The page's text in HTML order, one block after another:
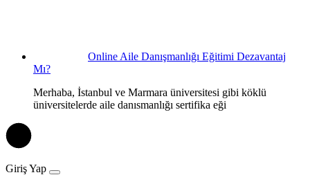
Online Aile Danışmanlığı Eğitimi Dezavantaj
Mı?
Merhaba, İstanbul ve Marmara üniversitesi gibi köklü
üniversitelerde aile danısmanlığı sertifika eği
Giriş Yap